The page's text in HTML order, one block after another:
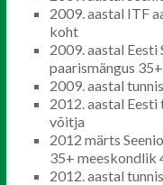
2009. aastal ITF
koht
2009. aastal
paarismängus 35+
2009. aastal
2012. aastal
võitja
2012 märts
35+ meeskondlik
2012. aastal